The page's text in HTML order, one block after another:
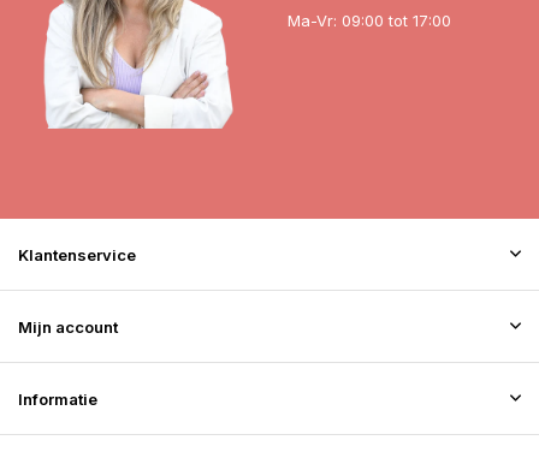
Ma-Vr: 09:00 tot 17:00
Klantenservice
Mijn account
Informatie